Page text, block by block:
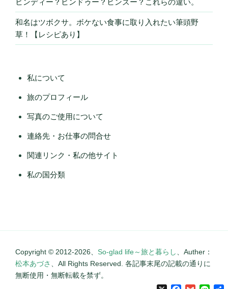
ヒンディー？ヒンドゥー？ヒンズー？これらの違い。
和名はツボクサ。ボケない食事に取り入れたい筆頭野
草！【レシピあり】
私について
旅のプロフィール
写真のご使用について
連絡先・お仕事の問合せ
関連リンク・私の他サイト
私の国分類
Copyright © 2012-2026、 So-glad life～旅と暮らし、Auther：
松本あづさ 、All Rights Reserved. 各記事末尾の記載の通りに
無断使用・無断転載を禁ず。